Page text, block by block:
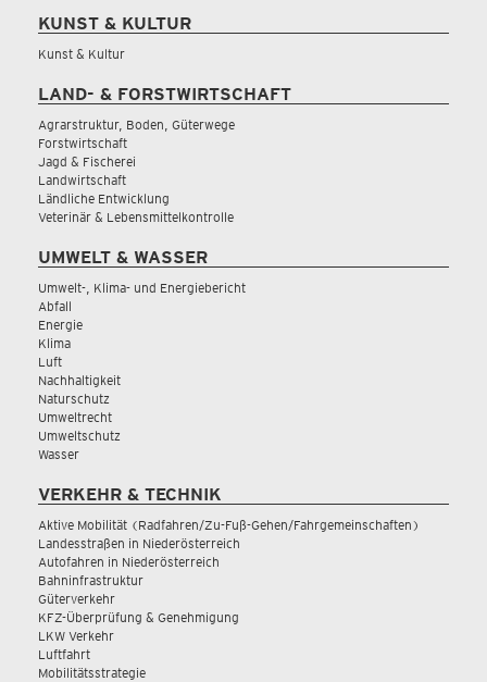
KUNST & KULTUR
Kunst & Kultur
LAND- & FORSTWIRTSCHAFT
Agrarstruktur, Boden, Güterwege
Forstwirtschaft
Jagd & Fischerei
Landwirtschaft
Ländliche Entwicklung
Veterinär & Lebensmittelkontrolle
UMWELT & WASSER
Umwelt-, Klima- und Energiebericht
Abfall
Energie
Klima
Luft
Nachhaltigkeit
Naturschutz
Umweltrecht
Umweltschutz
Wasser
VERKEHR & TECHNIK
Aktive Mobilität (Radfahren/Zu-Fuß-Gehen/Fahrgemeinschaften)
Landesstraßen in Niederösterreich
Autofahren in Niederösterreich
Bahninfrastruktur
Güterverkehr
KFZ-Überprüfung & Genehmigung
LKW Verkehr
Luftfahrt
Mobilitätsstrategie